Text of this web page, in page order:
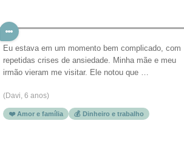
Eu estava em um momento bem complicado, com
repetidas crises de ansiedade. Minha mãe e meu
irmão vieram me visitar. Ele notou que …
(Davi, 6 anos)
❤️ Amor e família 💰 Dinheiro e trabalho